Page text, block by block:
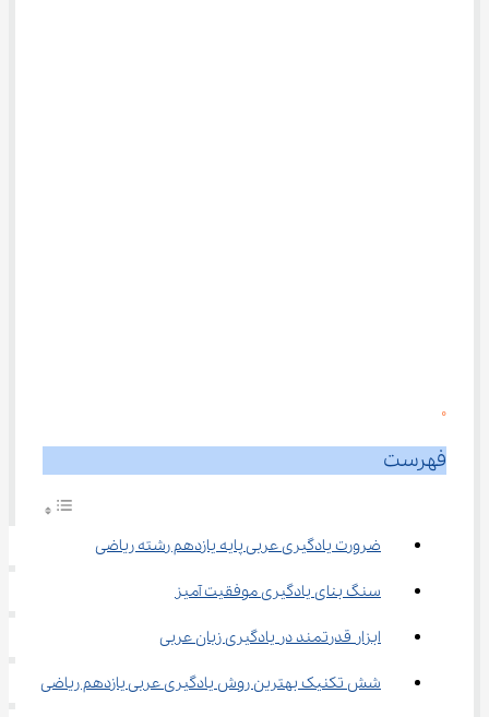
0
فهرست
ضرورت یادگیری عربی پایه یازدهم رشته ریاضی
سنگ بنای یادگیری موفقیت ‌آمیز
ابزار قدرتمند در یادگیری زبان عربی
شش تکنیک بهترین روش یادگیری عربی یازدهم ریاضی